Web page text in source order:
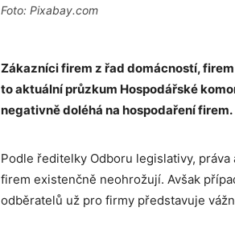
Foto: Pixabay.com
Zákazníci firem z řad domácností,
to aktuální průzkum Hospodářské
negativně doléhá na hospodaření firem.
Podle ředitelky Odboru legislativy,
firem existenčně neohrožují. Avšak
odběratelů už pro firmy představuje